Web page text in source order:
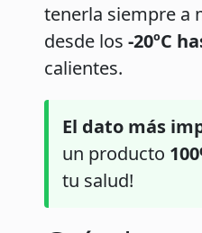
tenerla siempre a
desde los -20ºC
calientes.
El dato más
un producto
tu salud!